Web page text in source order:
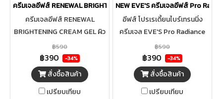
ครีมเจลอีฟส์ RENEWAL BRIGHTENING CREAM GEL
ครีมเจลอีฟส์ RENEWAL
BRIGHTENING CREAM GEL ผิว
ขาวกระจ่างใส เปล่งปลั่ง ผิวเนียน
นุ่ม ชุ่มชื้น อย่างอ่อนโยน
฿590
฿390 -34%
สั่งซื้อสินค้า
เปรียบเทียบ
NEW EVE'S ครีมเจลอีฟส์ Pro
อีฟส์ โปรเรเดี้ยนไบร์เทรนนิ่ง
ครีมเจล EVE'S Pro Radiance
Brightening Cream Gel ครีม
เจล ผิวขาวกระจ่างใส ผิวเนียนนุ่ม
ชุ่มชื้น ผลิตภัณฑ์บำรุงผิวให้แลดู
กระจ่างใส เอกสิทธิ์เฉพาะอีฟส์
สารสกัด EVE'S EXTRACT
฿590
฿390 -34%
สั่งซื้อสินค้า
เปรียบเทียบ